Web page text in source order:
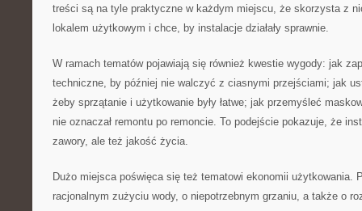
treści są na tyle praktyczne w każdym miejscu, że skorzysta z
lokalem użytkowym i chce, by instalacje działały sprawnie.
W ramach tematów pojawiają się również kwestie wygody: jak
techniczne, by później nie walczyć z ciasnymi przejściami; jak
żeby sprzątanie i użytkowanie były łatwe; jak przemyśleć
nie oznaczał remontu po remoncie. To podejście pokazuje, że
zawory, ale też jakość życia.
Dużo miejsca poświęca się też tematowi ekonomii użytkowania.
racjonalnym zużyciu wody, o niepotrzebnym grzaniu, a także o